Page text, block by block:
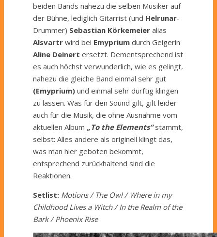
beiden Bands nahezu die selben Musiker auf
der Bühne, lediglich Gitarrist (und Helrunar-
Drummer) Sebastian Körkemeier alias
Alsvartr wird bei Emyprium durch Geigerin
Aline Deinert ersetzt. Dementsprechend ist
es auch höchst verwunderlich, wie es gelingt,
nahezu die gleiche Band einmal sehr gut
(Emyprium) und einmal sehr dürftig klingen
zu lassen. Was für den Sound gilt, gilt leider
auch für die Musik, die ohne Ausnahme vom
aktuellen Album „To the Elements“ stammt,
selbst: Alles andere als originell klingt das,
was man hier geboten bekommt,
entsprechend zurückhaltend sind die
Reaktionen.
Setlist: Motions / The Owl / Where in my
Childhood Lives a Witch / In the Realm of the
Bark / Phoenix Rise